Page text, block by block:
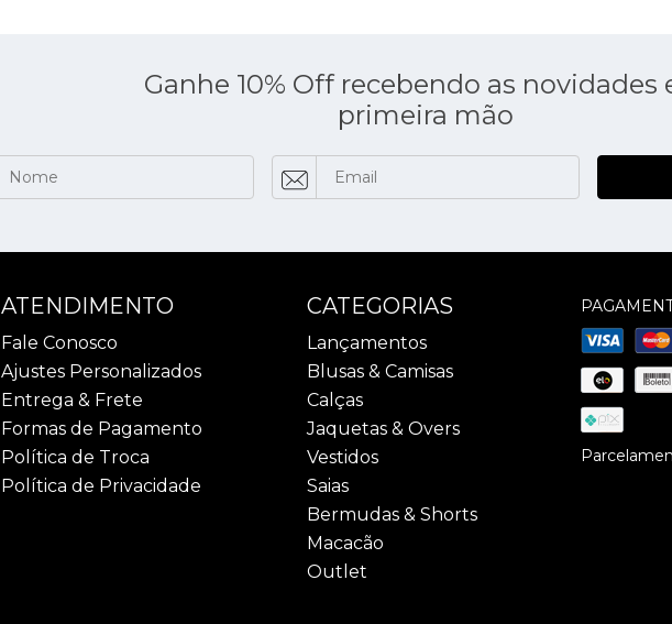
Ganhe 10% Off recebendo as novidades
primeira mão
ATENDIMENTO
Fale Conosco
Ajustes Personalizados
Entrega & Frete
Formas de Pagamento
Política de Troca
Política de Privacidade
CATEGORIAS
Lançamentos
Blusas & Camisas
Calças
Jaquetas & Overs
Vestidos
Saias
Bermudas & Shorts
Macacão
Outlet